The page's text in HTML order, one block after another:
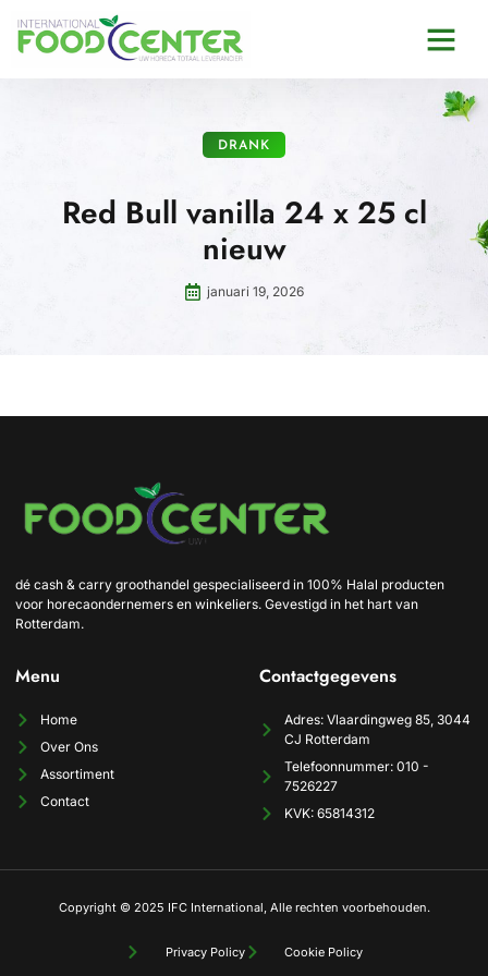
DRANK
Red Bull vanilla 24 x 25 cl
nieuw
januari 19, 2026
dé cash & carry groothandel gespecialiseerd in 100% Halal producten
voor horecaondernemers en winkeliers. Gevestigd in het hart van
Rotterdam.
Menu
Home
Over Ons
Assortiment
Contact
Contactgegevens
Adres: Vlaardingweg 85, 3044
CJ Rotterdam
Telefoonnummer: 010 -
7526227
KVK: 65814312
Copyright © 2025 IFC International, Alle rechten voorbehouden.
Privacy Policy Cookie Policy